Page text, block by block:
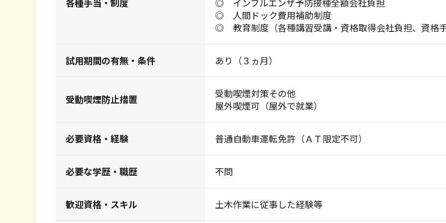
◎ 人間ドック費用補助制度
◎ 教育制度（各種講習受講・資格取得会社負担、資格
試用期間の有無・条件 あり（３ヵ月）
受動喫煙防止措置
受動喫煙対策その他
屋外喫煙可（屋外で就業）
必要資格・経験 普通自動車運転免許（ＡＴ限定不可）
必要な学歴・職歴 不問
歓迎資格・スキル 土木作業に従事した経験等